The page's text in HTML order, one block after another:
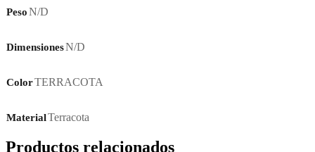
PesoN/D
DimensionesN/D
ColorTERRACOTA
MaterialTerracota
Productos relacionados